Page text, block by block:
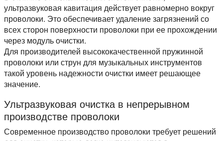
ультразвуковая кавитация действует равномерно вокруг
проволоки. Это обеспечивает удаление загрязнений со
всех сторон поверхности проволоки при ее прохождении
через модуль очистки.
Для производителей высококачественной пружинной
проволоки или струн для музыкальных инструментов
такой уровень надежности очистки имеет решающее
значение.
Ультразвуковая очистка в непрерывном
производстве проволоки
Современное производство проволоки требует решений